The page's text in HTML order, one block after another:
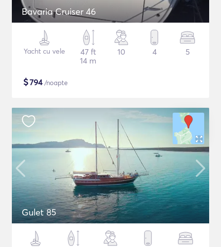
Bavaria Cruiser 46
Yacht cu vele
47 ft
14 m
10 4 5
$794/noapte
Gulet 85